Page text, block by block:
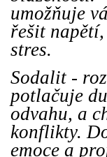
umožňuje
řešit
stres.
Sodalit -
potlačuje
odvahu, a
konflikty.
emoce a